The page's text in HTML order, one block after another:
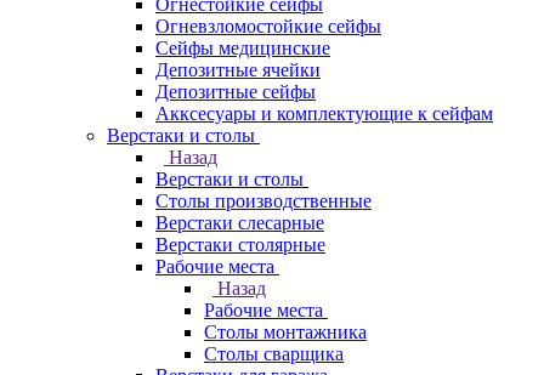
Огнестойкие сейфы
Огневзломостойкие сейфы
Сейфы медицинские
Депозитные ячейки
Депозитные сейфы
Акксесуары и комплектующие к сейфам
Верстаки и столы
Назад
Верстаки и столы
Столы производственные
Верстаки слесарные
Верстаки столярные
Рабочие места
Назад
Рабочие места
Столы монтажника
Столы сварщика